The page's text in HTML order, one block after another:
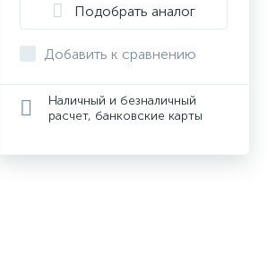
Подобрать аналог
Добавить к сравнению
Наличный и безналичный
расчет, банковские карты